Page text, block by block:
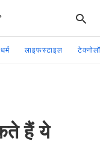
धर्म लाइफस्टाइल
हैं ये